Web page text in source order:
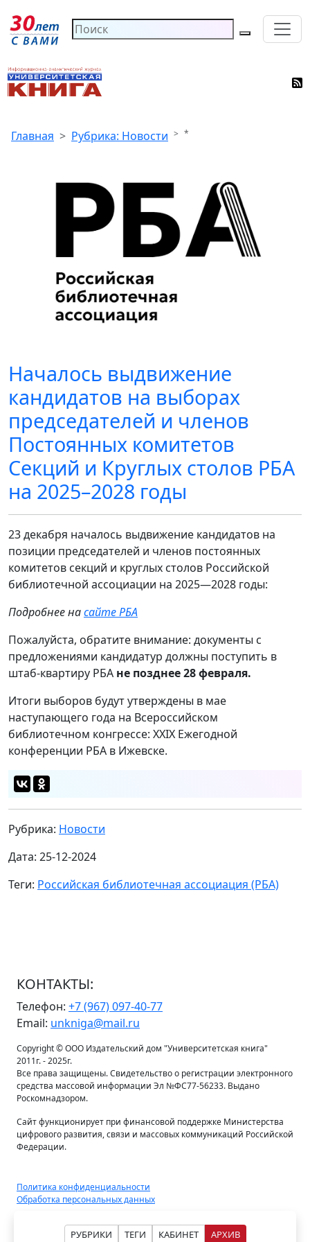
РУБРИКИ ТЕГИ КАБИНЕТ АРХИВ
Главная Рубрика: Новости *
Началось выдвижение
кандидатов на выборах
председателей и членов
Постоянных комитетов
Секций и Круглых столов РБА
на 2025–2028 годы
23 декабря началось выдвижение кандидатов на
позиции председателей и членов постоянных
комитетов секций и круглых столов Российской
библиотечной ассоциации на 2025—2028 годы:
Подробнее насайте РБА
Пожалуйста, обратите внимание: документы с
предложениями кандидатур должны поступить в
штаб-квартиру РБА не позднее 28 февраля.
Итоги выборов будут утверждены в мае
наступающего года на Всероссийском
библиотечном конгрессе: XXIX Ежегодной
конференции РБА в Ижевске.
Рубрика: Новости
Дата: 25-12-2024
Теги: Российская библиотечная ассоциация (РБА)
КОНТАКТЫ:
Телефон: +7 (967) 097-40-77
Email: unkniga@mail.ru
Copyright © ООО Издательский дом "Университетская книга"
2011г. - 2025г.
Все права защищены. Свидетельство о регистрации электронного
средства массовой информации Эл №ФС77-56233. Выдано
Роскомнадзором.
Сайт функционирует при финансовой поддержке Министерства
цифрового развития, связи и массовых коммуникаций Российской
Федерации.
Политика конфиденциальности
Обработка персональных данных